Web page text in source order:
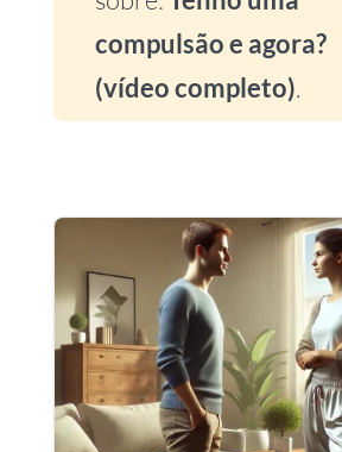
compulsão e agora?
(vídeo completo).